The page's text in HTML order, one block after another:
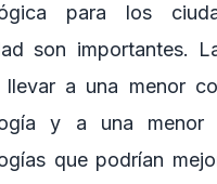
para los
son importantes.
llevar a una menor
y a una menor
que podrían